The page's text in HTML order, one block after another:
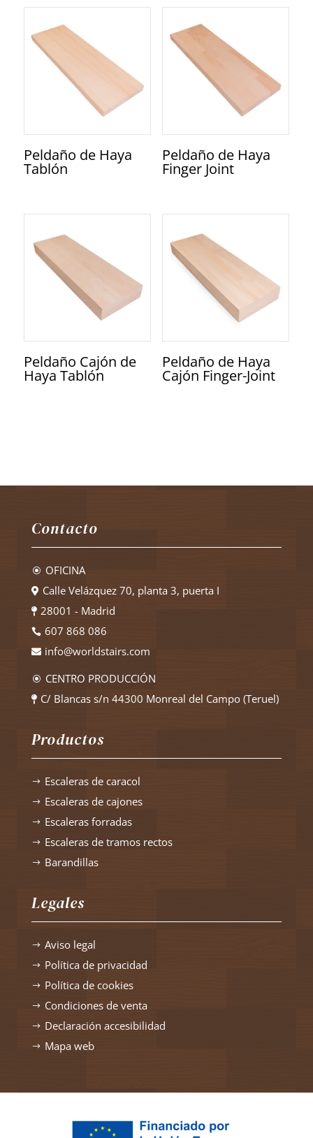
Peldaño de Haya
Tablón
Peldaño de Haya
Finger Joint
Peldaño Cajón de
Haya Tablón
Peldaño de Haya
Cajón Finger-Joint
Contacto
\ OFICINA
 Calle Velázquez 70, planta 3, puerta I
 28001 - Madrid
 607 868 086
 info@worldstairs.com
\ CENTRO PRODUCCIÓN
 C/ Blancas s/n 44300 Monreal del Campo (Teruel)
Productos
$ Escaleras de caracol
$ Escaleras de cajones
$ Escaleras forradas
$ Escaleras de tramos rectos
$ Barandillas
Legales
$ Aviso legal
$ Política de privacidad
$ Política de cookies
$ Condiciones de venta
$ Declaración accesibilidad
$ Mapa web